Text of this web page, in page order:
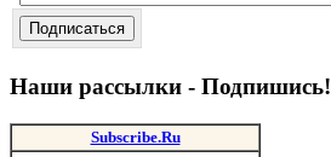
Наши рассылки - Подпишись!
Subscribe.Ru